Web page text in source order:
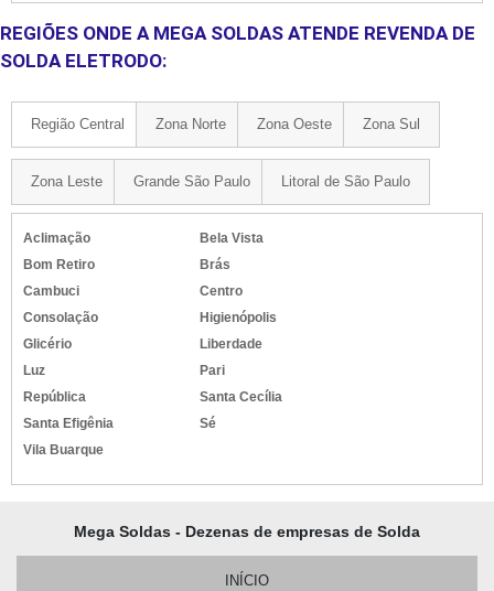
REGIÕES ONDE A MEGA SOLDAS ATENDE REVENDA DE
SOLDA ELETRODO:
Região Central Zona Norte Zona Oeste Zona Sul
Zona Leste Grande São Paulo Litoral de São Paulo
Aclimação
Bela Vista
Bom Retiro
Brás
Cambuci
Centro
Consolação
Higienópolis
Glicério
Liberdade
Luz
Pari
República
Santa Cecília
Santa Efigênia
Sé
Vila Buarque
Mega Soldas - Dezenas de empresas de Solda
INÍCIO